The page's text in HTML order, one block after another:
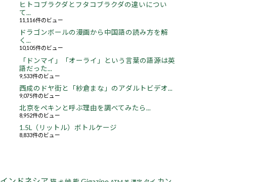
ヒトコブラクダとフタコブラクダの違いについ
て...
11,116件のビュー
ドラゴンボールの漫画から中国語の読み方を解
く...
10,105件のビュー
「ドンマイ」「オーライ」という言葉の語源は英
語だった...
9,533件のビュー
西成のドヤ街と「紗倉まな」のアダルトビデオ...
9,075件のビュー
北京をペキンと呼ぶ理由を調べてみたら...
8,952件のビュー
1.5L（リットル）ボトルケージ
8,833件のビュー